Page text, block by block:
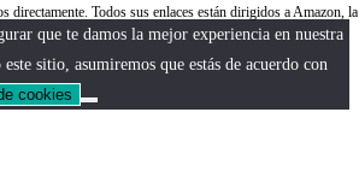
directamente. Todos sus enlaces están dirigidos a
que te damos la mejor experiencia en nuestra
sitio, asumiremos que estás de acuerdo con
cookies